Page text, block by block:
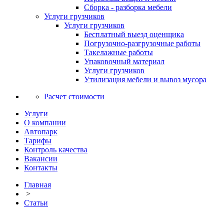
Сборка - разборка мебели
Услуги грузчиков
Услуги грузчиков
Бесплатный выезд оценщика
Погрузочно-разгрузочные работы
Такелажные работы
Упаковочный материал
Услуги грузчиков
Утилизация мебели и вывоз мусора
Расчет стоимости
Услуги
О компании
Автопарк
Тарифы
Контроль качества
Вакансии
Контакты
Главная
>
Статьи